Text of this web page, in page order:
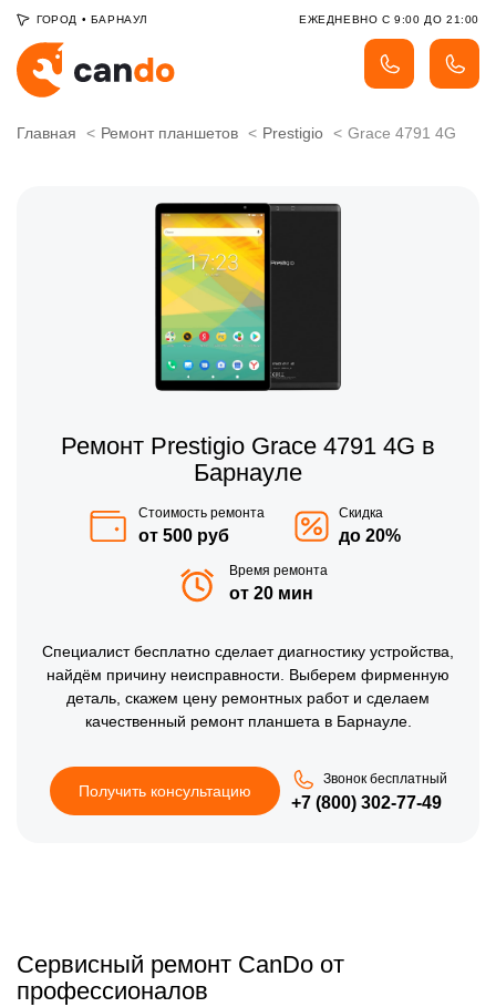
ГОРОД • БАРНАУЛ ЕЖЕДНЕВНО С 9:00 ДО 21:00
Главная Ремонт планшетов Prestigio Grace 4791 4G
Ремонт Prestigio Grace 4791 4G в
Барнауле
Стоимость ремонта
от 500 руб
Скидка
до 20%
Время ремонта
от 20 мин
Специалист бесплатно сделает диагностику устройства,
найдём причину неисправности. Выберем фирменную
деталь, скажем цену ремонтных работ и сделаем
качественный ремонт планшета в Барнауле.
Получить консультацию
Звонок бесплатный
+7 (800) 302-77-49
Сервисный ремонт CanDo от
профессионалов